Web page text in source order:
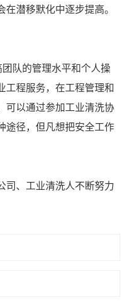
潜移默化中逐步提高。
队的管理水平和个人操
工程服务，在工程管理和
可以通过参加工业清洗协
途径，但凡想把安全工作
司、工业清洗人不断努力